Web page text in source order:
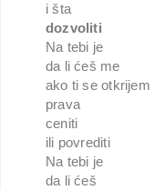
i šta
dozvoliti
Na tebi je
da li ćeš me
ako ti se otkrijem
prava
ceniti
ili povrediti
Na tebi je
da li ćeš